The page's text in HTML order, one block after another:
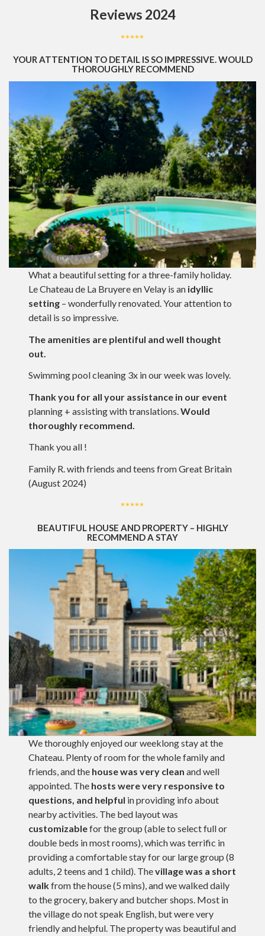
Reviews 2024
*****
YOUR ATTENTION TO DETAIL IS SO IMPRESSIVE. WOULD
THOROUGHLY RECOMMEND
What a beautiful setting for a three-family holiday.
Le Chateau de La Bruyere en Velay is an idyllic
setting – wonderfully renovated. Your attention to
detail is so impressive.
The amenities are plentiful and well thought
out.
Swimming pool cleaning 3x in our week was lovely.
Thank you for all your assistance in our event
planning + assisting with translations.Would
thoroughly recommend.
Thank you all !
Family R. with friends and teens from Great Britain
(August 2024)
*****
BEAUTIFUL HOUSE AND PROPERTY – HIGHLY
RECOMMEND A STAY
We thoroughly enjoyed our weeklong stay at the
Chateau. Plenty of room for the whole family and
friends, and the house was very clean and well
appointed. The hosts were very responsive to
questions, and helpful in providing info about
nearby activities. The bed layout was
customizablefor the group (able to select full or
double beds in most rooms), which was terrific in
providing a comfortable stay for our large group (8
adults, 2 teens and 1 child). Thevillage was a short
walkfrom the house (5 mins), and we walked daily
to the grocery, bakery and butcher shops. Most in
the village do not speak English, but were very
friendly and helpful. The property was beautiful and